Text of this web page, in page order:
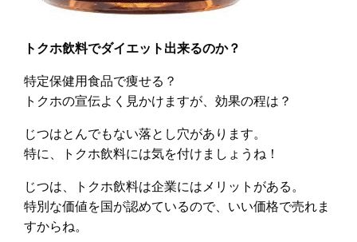
トクホ飲料でダイエット出来るのか？
特定保健用食品で痩せる？
トクホの宣伝よく見かけますが、効果の程は？
じつはとんでもない落とし穴があります。
特に、トクホ飲料には気を付けましょうね！
じつは、トクホ飲料は企業にはメリットがある。
特別な価値を国が認めているので、いい価格で売れま
すからね。